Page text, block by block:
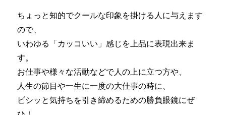
ちょっと知的でクールな印象を掛ける人に与えます
ので、
いわゆる「カッコいい」感じを上品に表現出来ま
す。
お仕事や様々な活動などで人の上に立つ方や、
人生の節目や一生に一度の大仕事の時に、
ビシッと気持ちを引き締めるための勝負眼鏡にぜ